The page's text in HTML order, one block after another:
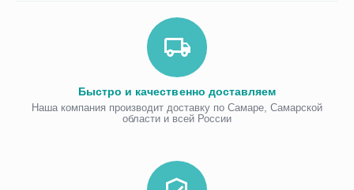
Быстро и качественно доставляем
Наша компания производит доставку по Самаре, Самарской
области и всей России